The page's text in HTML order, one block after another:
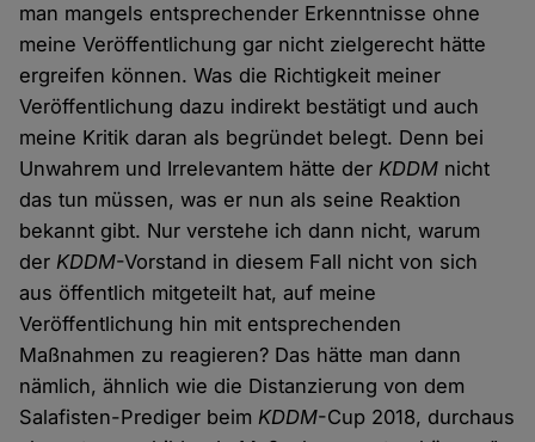
man mangels entsprechender Erkenntnisse ohne
meine Veröffentlichung gar nicht zielgerecht hätte
ergreifen können. Was die Richtigkeit meiner
Veröffentlichung dazu indirekt bestätigt und auch
meine Kritik daran als begründet belegt. Denn bei
Unwahrem und Irrelevantem hätte derKDDM nicht
das tun müssen, was er nun als seine Reaktion
bekannt gibt. Nur verstehe ich dann nicht, warum
derKDDM-Vorstand in diesem Fall nicht von sich
aus öffentlich mitgeteilt hat, auf meine
Veröffentlichung hin mit entsprechenden
Maßnahmen zu reagieren? Das hätte man dann
nämlich, ähnlich wie die Distanzierung von dem
Salafisten-Prediger beimKDDM-Cup 2018, durchaus